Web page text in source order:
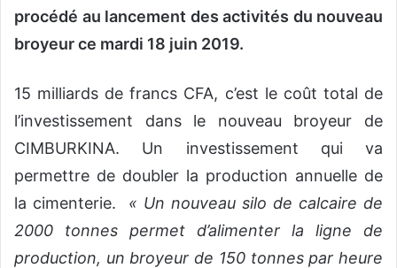
procédé au lancement des activités du nouveau
broyeur ce mardi 18 juin 2019.
15 milliards de francs CFA, c’est le coût total de
l’investissement dans le nouveau broyeur de
CIMBURKINA. Un investissement qui va
permettre de doubler la production annuelle de
la cimenterie. « Un nouveau silo de calcaire de
2000 tonnes permet d’alimenter la ligne de
production, un broyeur de 150 tonnes par heure